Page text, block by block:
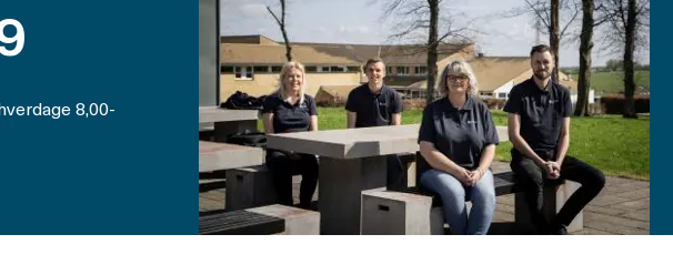
Log ind med det samme
8,00-